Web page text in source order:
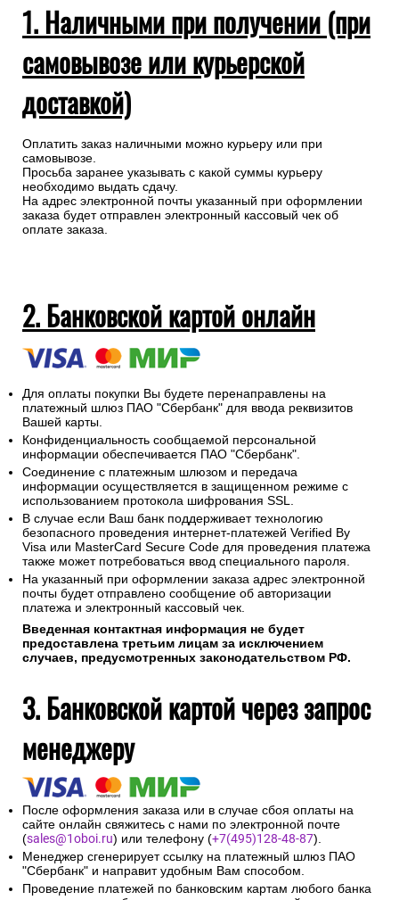
1. Наличными при получении (при
самовывозе или курьерской
доставкой)
Оплатить заказ наличными можно курьеру или при
самовывозе.
Просьба заранее указывать с какой суммы курьеру
необходимо выдать сдачу.
На адрес электронной почты указанный при оформлении
заказа будет отправлен электронный кассовый чек об
оплате заказа.
2. Банковской картой онлайн
Для оплаты покупки Вы будете перенаправлены на
платежный шлюз ПАО "Сбербанк" для ввода реквизитов
Вашей карты.
Конфиденциальность сообщаемой персональной
информации обеспечивается ПАО "Сбербанк".
Соединение с платежным шлюзом и передача
информации осуществляется в защищенном режиме с
использованием протокола шифрования SSL.
В случае если Ваш банк поддерживает технологию
безопасного проведения интернет-платежей Verified By
Visa или MasterCard Secure Code для проведения платежа
также может потребоваться ввод специального пароля.
На указанный при оформлении заказа адрес электронной
почты будет отправлено сообщение об авторизации
платежа и электронный кассовый чек.
Введенная контактная информация не будет
предоставлена третьим лицам за исключением
случаев, предусмотренных законодательством РФ.
3. Банковской картой через запрос
менеджеру
После оформления заказа или в случае сбоя оплаты на
сайте онлайн свяжитесь с нами по электронной почте
(sales@1oboi.ru) или телефону (+7(495)128-48-87).
Менеджер сгенерирует ссылку на платежный шлюз ПАО
"Сбербанк" и направит удобным Вам способом.
Проведение платежей по банковским картам любого банка